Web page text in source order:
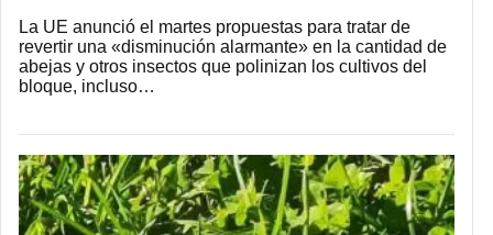
La UE anunció el martes propuestas para tratar de
revertir una «disminución alarmante» en la cantidad de
abejas y otros insectos que polinizan los cultivos del
bloque, incluso…